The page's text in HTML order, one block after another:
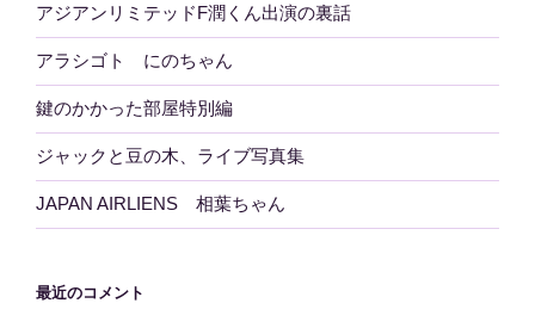
アジアンリミテッドF潤くん出演の裏話
アラシゴト にのちゃん
鍵のかかった部屋特別編
ジャックと豆の木、ライブ写真集
JAPAN AIRLIENS 相葉ちゃん
最近のコメント